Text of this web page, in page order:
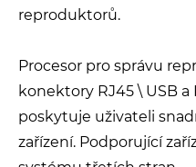
reproduktorů.
Procesor pro správu
konektory RJ45 \ USB a
poskytuje uživateli
zařízení. Podporující